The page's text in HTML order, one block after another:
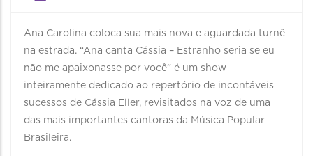
Ana Carolina coloca sua mais nova e aguardada turnê
na estrada. “Ana canta Cássia – Estranho seria se eu
não me apaixonasse por você” é um show
inteiramente dedicado ao repertório de incontáveis
sucessos de Cássia Eller, revisitados na voz de uma
das mais importantes cantoras da Música Popular
Brasileira.